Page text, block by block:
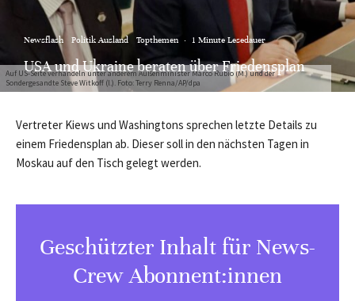
Auf US-Seite verhandeln unter anderem Außenminister Marco Rubio (M.) und der
Sondergesandte Steve Witkoff (l.). Foto: Terry Renna/AP/dpa
Newsflash Politik Ausland Topthemen · 1 Minute Lesedauer
USA und Ukraine beraten über Friedensplan
Vertreter Kiews und Washingtons sprechen letzte Details zu
einem Friedensplan ab. Dieser soll in den nächsten Tagen in
Moskau auf den Tisch gelegt werden.
Geschützter Inhalt für News-
Crew Abonnent:innen